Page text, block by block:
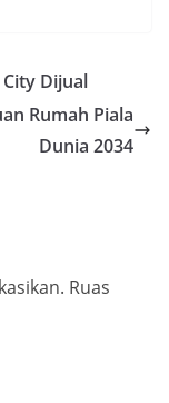
Dijual
Rumah Piala
Dunia 2034
Ruas